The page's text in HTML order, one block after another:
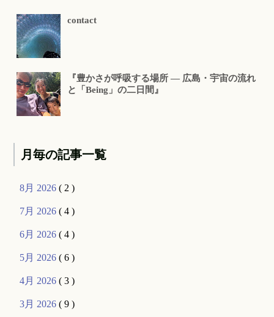
contact
『豊かさが呼吸する場所 ― 広島・宇宙の流れ
と「Being」の二日間』
月毎の記事一覧
8月 2026( 2 )
7月 2026( 4 )
6月 2026( 4 )
5月 2026( 6 )
4月 2026( 3 )
3月 2026( 9 )